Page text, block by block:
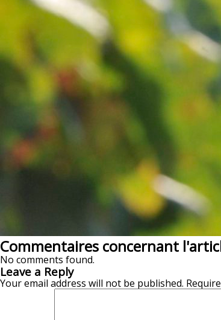
Commentaires concernant
No comments found.
Leave a Reply
Your email address will not be published.